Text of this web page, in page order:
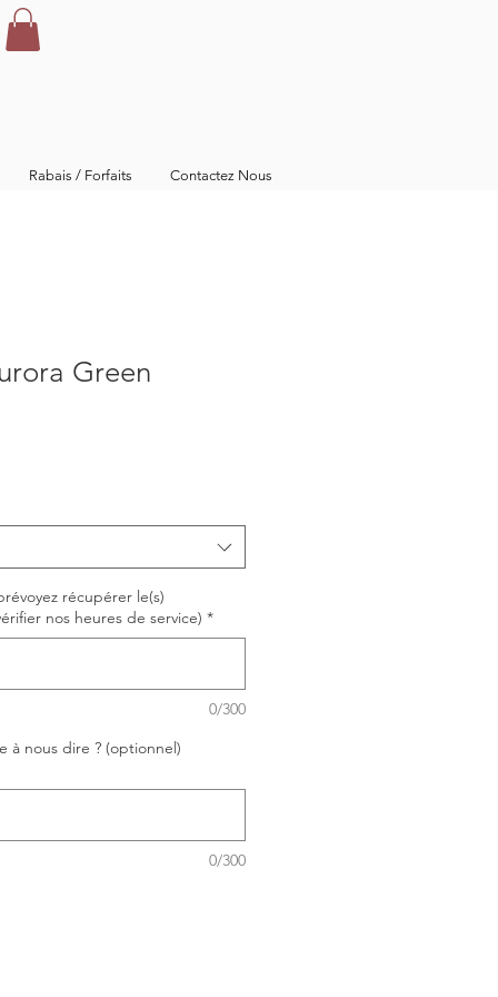
Rabais / Forfaits Contactez Nous
Green
récupérer le(s)
nos heures de service) *
0/300
à nous dire ? (optionnel)
0/300